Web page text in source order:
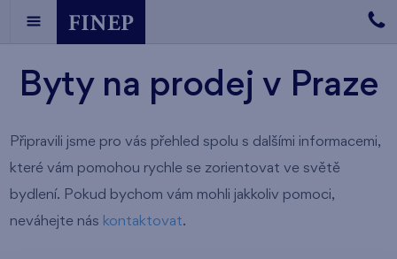
Byty na prodej v Praze
Připravili jsme pro vás přehled spolu s dalšími informacemi,
které vám pomohou rychle se zorientovat ve světě
bydlení. Pokud bychom vám mohli jakkoliv pomoci,
neváhejte nás kontaktovat.